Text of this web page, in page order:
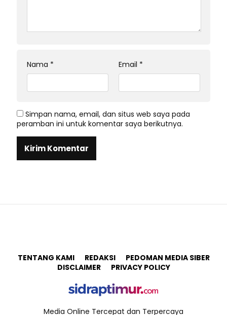
Nama * Email *
Simpan nama, email, dan situs web saya pada
peramban ini untuk komentar saya berikutnya.
TENTANG KAMI REDAKSI
PEDOMAN MEDIA SIBER
DISCLAIMER
PRIVACY POLICY
Media Online Tercepat dan Terpercaya